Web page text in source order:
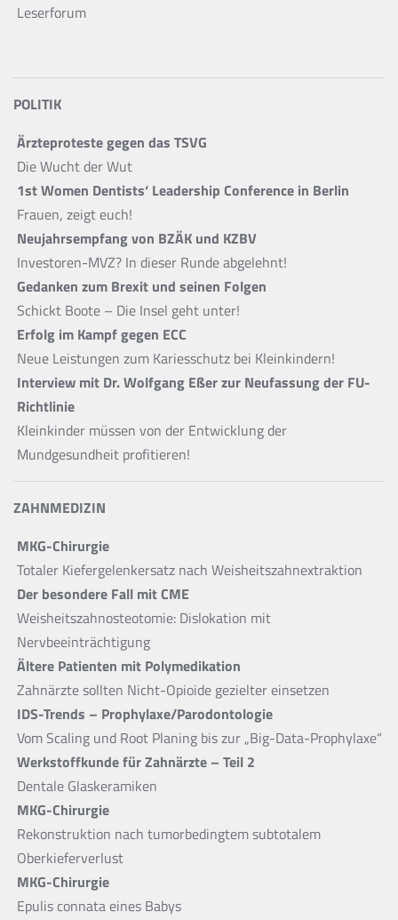
Leserforum
POLITIK
Ärzteproteste gegen das TSVG
Die Wucht der Wut
1st Women Dentists‘ Leadership Conference in Berlin
Frauen, zeigt euch!
Neujahrsempfang von BZÄK und KZBV
Investoren-MVZ? In dieser Runde abgelehnt!
Gedanken zum Brexit und seinen Folgen
Schickt Boote – Die Insel geht unter!
Erfolg im Kampf gegen ECC
Neue Leistungen zum Kariesschutz bei Kleinkindern!
Interview mit Dr. Wolfgang Eßer zur Neufassung der FU-
Richtlinie
Kleinkinder müssen von der Entwicklung der
Mundgesundheit profitieren!
ZAHNMEDIZIN
MKG-Chirurgie
Totaler Kiefergelenkersatz nach Weisheitszahnextraktion
Der besondere Fall mit CME
Weisheitszahnosteotomie: Dislokation mit
Nervbeeinträchtigung
Ältere Patienten mit Polymedikation
Zahnärzte sollten Nicht-Opioide gezielter einsetzen
IDS-Trends – Prophylaxe/Parodontologie
Vom Scaling und Root Planing bis zur „Big-Data-Prophylaxe“
Werkstoffkunde für Zahnärzte – Teil 2
Dentale Glaskeramiken
MKG-Chirurgie
Rekonstruktion nach tumorbedingtem subtotalem
Oberkieferverlust
MKG-Chirurgie
Epulis connata eines Babys